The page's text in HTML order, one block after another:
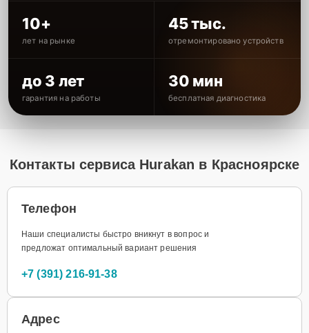
10+
лет на рынке
45 тыс.
отремонтировано устройств
до 3 лет
гарантия на работы
30 мин
бесплатная диагностика
Контакты сервиса Hurakan в Красноярске
Телефон
Наши специалисты быстро вникнут в вопрос и
предложат оптимальный вариант решения
+7 (391) 216-91-38
Адрес